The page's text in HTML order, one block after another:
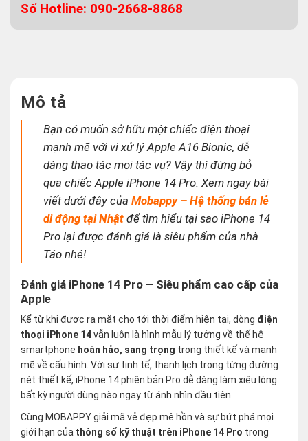
Số Hotline: 090-2668-8868
Mô tả
Bạn có muốn sở hữu một chiếc điện thoại
mạnh mẽ với vi xử lý Apple A16 Bionic, dễ
dàng thao tác mọi tác vụ? Vậy thì đừng bỏ
qua chiếc Apple iPhone 14 Pro. Xem ngay bài
viết dưới đây củaMobappy – Hệ thống bán lẻ
di động tại Nhật để tìm hiểu tại sao iPhone 14
Pro lại được đánh giá là siêu phẩm của nhà
Táo nhé!
Đánh giá iPhone 14 Pro – Siêu phẩm cao cấp của
Apple
Kể từ khi được ra mắt cho tới thời điểm hiện tại, dòng điện
thoại iPhone 14vẫn luôn là hình mẫu lý tưởng về thế hệ
smartphone hoàn hảo, sang trọng trong thiết kế và mạnh
mẽ về cấu hình. Với sự tinh tế, thanh lịch trong từng đường
nét thiết kế, iPhone 14 phiên bản Pro dễ dàng làm xiêu lòng
bất kỳ người dùng nào ngay từ ánh nhìn đầu tiên.
Cùng MOBAPPY giải mã vẻ đẹp mê hồn và sự bứt phá mọi
giới hạn của thông số kỹ thuật trên iPhone 14 Pro trong